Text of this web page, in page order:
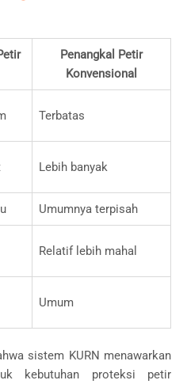
Penangkal Petir
Konvensional
Terbatas
Lebih banyak
Umumnya terpisah
Relatif lebih mahal
Umum
sistem KURN menawarkan
kebutuhan proteksi petir